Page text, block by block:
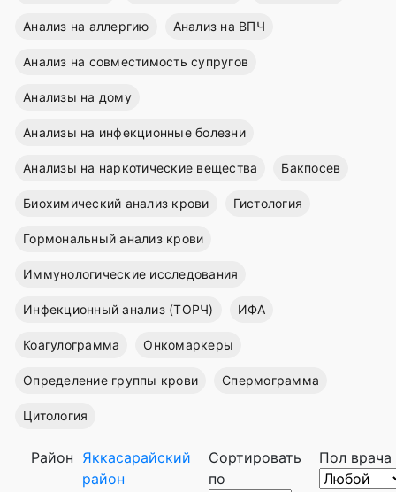
Анализ на аллергию Анализ на ВПЧ
Анализ на совместимость супругов
Анализы на дому
Анализы на инфекционные болезни
Анализы на наркотические вещества Бакпосев
Биохимический анализ крови Гистология
Гормональный анализ крови
Иммунологические исследования
Инфекционный анализ (ТОРЧ) ИФА
Коагулограмма Онкомаркеры
Определение группы крови Спермограмма
Цитология
Район Яккасарайский
район
Сортировать
по
Пол врача